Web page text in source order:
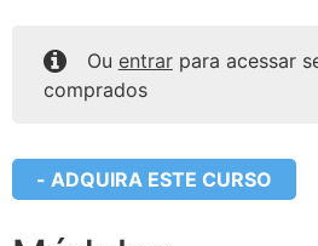
Ou entrarpara acessar
comprados
- ADQUIRA ESTE CURSO